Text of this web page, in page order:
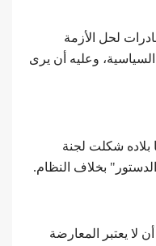
لحل الأزمة
السياسية، وعليه أن يرى
بلاده شكلت لجنة
بخلاف النظام.
لا يعتبر المعارضة